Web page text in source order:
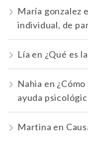
María gonzalez
individual, de
Lía en ¿Qué es
Nahia en
ayuda
Martina en